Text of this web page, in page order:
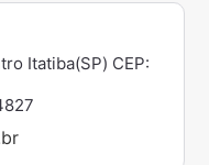
Itatiba(SP) CEP: